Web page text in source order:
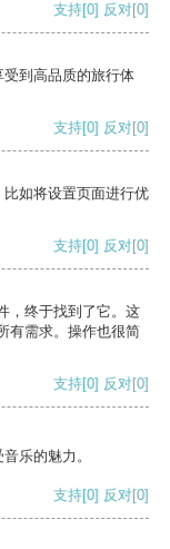
支持[0] 反对[0]
到高品质的旅行体
支持[0] 反对[0]
如将设置页面进行优
支持[0] 反对[0]
，终于找到了它。这
有需求。操作也很简
支持[0] 反对[0]
乐的魅力。
支持[0] 反对[0]